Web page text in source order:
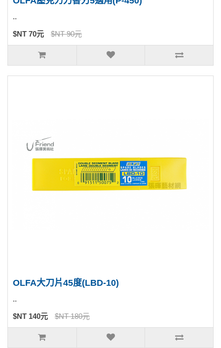
..
$NT 70元 $NT 90元
OLFA大刀片45度(LBD-10)
..
$NT 140元 $NT 180元